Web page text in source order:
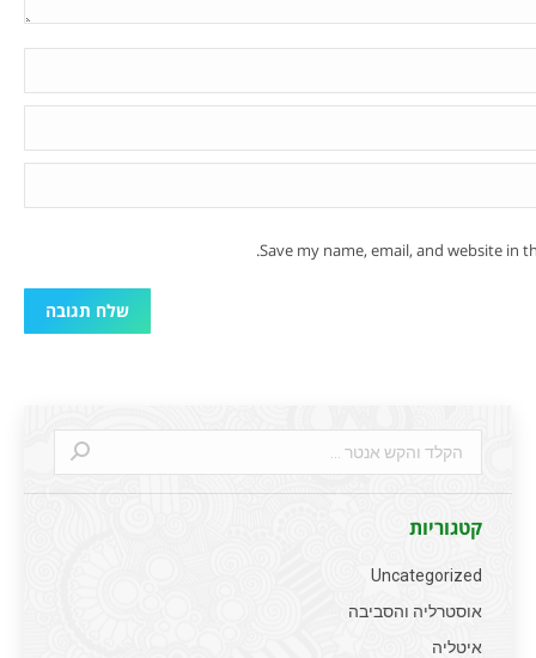
Save my name, email, and website in
שלח תגובה
Search:
קטגוריות
Uncategorized
אוסטרליה והסביבה
איטליה